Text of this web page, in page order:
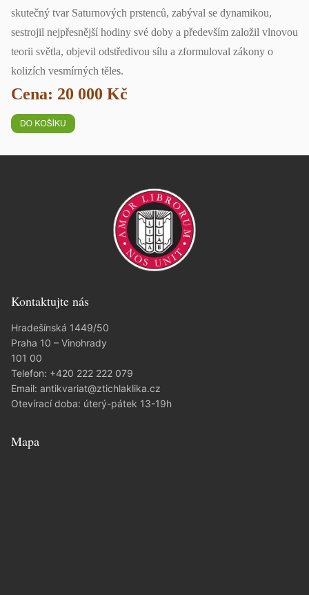
skutečný tvar Saturnových prstenců, zabýval se dynamikou,
sestrojil nejpřesnější hodiny své doby a především založil vlnovou
teorii světla, objevil odstředivou sílu a zformuloval zákony o
kolizích vesmírných těles.
Cena: 20 000 Kč
Kontaktujte nás
Hradešínská 1449/50
Praha 10 – Vinohrady
101 00
Telefon: +420 222 222 079
Email: antikvariat@ztichlaklika.cz
Otevírací doba: úterý-pátek 13-19h
Mapa